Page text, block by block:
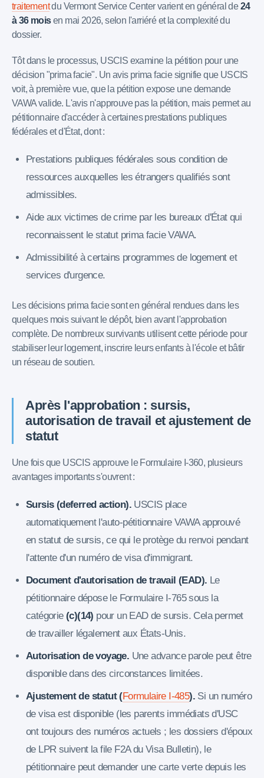
traitementdu Vermont Service Center varient en général de24
à 36 moisen mai 2026, selon l'arriéré et la complexité du
dossier.
Tôt dans le processus, USCIS examine la pétition pour une
décision "prima facie". Un avis prima facie signifie que USCIS
voit, à première vue, que la pétition expose une demande
VAWA valide. L'avis n'approuve pas la pétition, mais permet au
pétitionnaire d'accéder à certaines prestations publiques
fédérales et d'État, dont :
Prestations publiques fédérales sous condition de
ressources auxquelles les étrangers qualifiés sont
admissibles.
Aide aux victimes de crime par les bureaux d'État qui
reconnaissent le statut prima facie VAWA.
Admissibilité à certains programmes de logement et
services d'urgence.
Les décisions prima facie sont en général rendues dans les
quelques mois suivant le dépôt, bien avant l'approbation
complète. De nombreux survivants utilisent cette période pour
stabiliser leur logement, inscrire leurs enfants à l'école et bâtir
un réseau de soutien.
Après l'approbation : sursis,
autorisation de travail et ajustement de
statut
Une fois que USCIS approuve le Formulaire I-360, plusieurs
avantages importants s'ouvrent :
Sursis (deferred action). USCIS place
automatiquement l'auto-pétitionnaire VAWA approuvé
en statut de sursis, ce qui le protège du renvoi pendant
l'attente d'un numéro de visa d'immigrant.
Document d'autorisation de travail (EAD). Le
pétitionnaire dépose le Formulaire I-765 sous la
catégorie(c)(14) pour un EAD de sursis. Cela permet
de travailler légalement aux États-Unis.
Autorisation de voyage. Une advance parole peut être
disponible dans des circonstances limitées.
Ajustement de statut (Formulaire I-485). Si un numéro
de visa est disponible (les parents immédiats d'USC
ont toujours des numéros actuels ; les dossiers d'époux
de LPR suivent la file F2A du Visa Bulletin), le
pétitionnaire peut demander une carte verte depuis les